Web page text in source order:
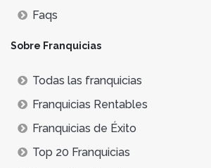
Faqs
Sobre Franquicias
Todas las franquicias
Franquicias Rentables
Franquicias de Éxito
Top 20 Franquicias